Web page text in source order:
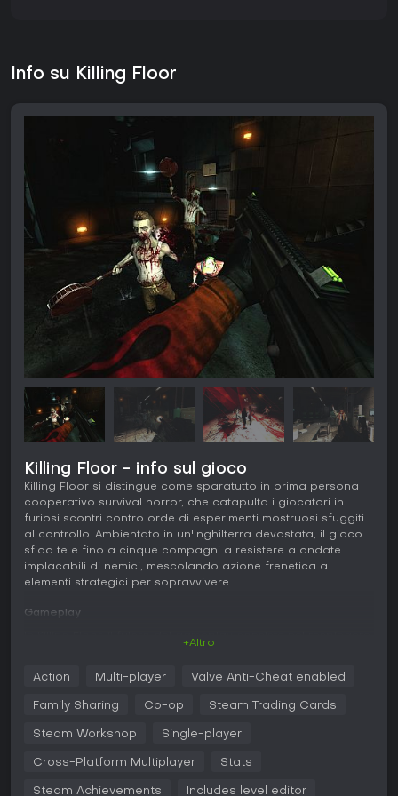
Info su Killing Floor
Killing Floor - info sul gioco
Killing Floor si distingue come sparatutto in prima persona
cooperativo survival horror, che catapulta i giocatori in
furiosi scontri contro orde di esperimenti mostruosi sfuggiti
al controllo. Ambientato in un'Inghilterra devastata, il gioco
sfida te e fino a cinque compagni a resistere a ondate
implacabili di nemici, mescolando azione frenetica a
elementi strategici per sopravvivere.
Gameplay
del tuo personaggio, come maggiore precisione con i fucili
o abilità di guarigione potenziate. Questi perk salgono di
statistiche come danni inflitti o velocità di movimento.
Il combattimento è viscerale, con un vasto arsenale a
+Altro
Action Multi-player Valve Anti-Cheat enabled
Family Sharing Co-op Steam Trading Cards
Steam Workshop Single-player
Cross-Platform Multiplayer Stats
Steam Achievements Includes level editor